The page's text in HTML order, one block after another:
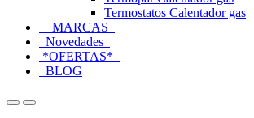
Termostatos Calentador gas
MARCAS
Novedades
*OFERTAS*
BLOG
OpenClose